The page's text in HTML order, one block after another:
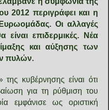
2012 περιγράφει και η
Οι αλλαγές
επιδερμικές. Νέα
και αύξησης των
πυλών.
της κυβέρνησης είναι ότι
για τη ρύθμιση του
εμφάνισε ως οριστική